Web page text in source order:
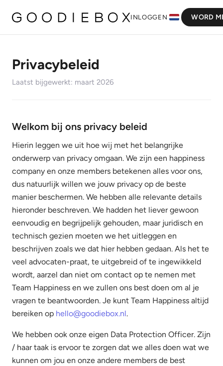
INLOGGEN WORD
Privacybeleid
Laatst bijgewerkt: maart 2026
Welkom bij ons privacy beleid
Hierin leggen we uit hoe wij met het belangrijke
onderwerp van privacy omgaan. We zijn een happiness
company en onze members betekenen alles voor ons,
dus natuurlijk willen we jouw privacy op de beste
manier beschermen. We hebben alle relevante details
hieronder beschreven. We hadden het liever gewoon
eenvoudig en begrijpelijk gehouden, maar juridisch en
technisch gezien moeten we het uitleggen en
beschrijven zoals we dat hier hebben gedaan. Als het te
veel advocaten-praat, te uitgebreid of te ingewikkeld
wordt, aarzel dan niet om contact op te nemen met
Team Happiness en we zullen ons best doen om al je
vragen te beantwoorden. Je kunt Team Happiness altijd
bereiken op hello@goodiebox.nl.
We hebben ook onze eigen Data Protection Officer. Zijn
/ haar taak is ervoor te zorgen dat we alles doen wat we
kunnen om jou en onze andere members de best